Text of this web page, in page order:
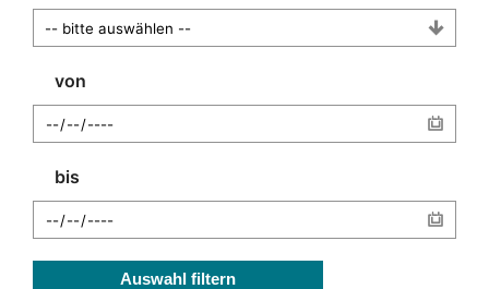
von
bis
Auswahl filtern